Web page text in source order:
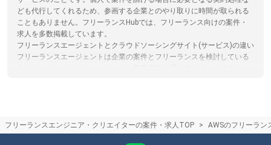
ども代行してくれるため、参画する企業とのやり取りに時間が取られる
こともありません。フリーランスHubでは、フリーランス向けの案件・
求人を多数掲載しています。
フリーランスエージェントとクラウドソーシングサイト(サービス)の違い
フリーランスエージェントは企業の案件とフリーランスを検討している
保有する案件を多数掲載しています。
フリーランスエンジニア・クリエイターの案件・求人TOP AWSのフリーラン